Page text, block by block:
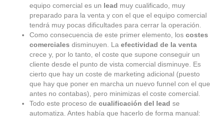
equipo comercial es un lead muy cualificado, muy
preparado para la venta y con el que el equipo comercial
tendrá muy pocas dificultades para cerrar la operación.
Como consecuencia de este primer elemento, los costes
comerciales disminuyen. La efectividad de la venta
crece y, por lo tanto, el coste que supone conseguir un
cliente desde el punto de vista comercial disminuye. Es
cierto que hay un coste de marketing adicional (puesto
que hay que poner en marcha un nuevo funnel con el que
antes no contabas), pero minimizas el coste comercial.
Todo este proceso de cualificación del lead se
automatiza. Antes había que hacerlo de forma manual: